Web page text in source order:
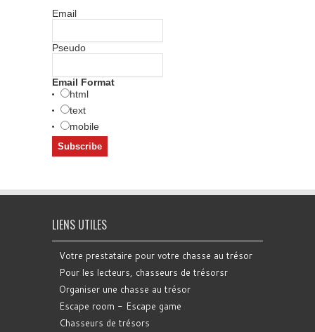
Email
Pseudo
Email Format
html
text
mobile
LIENS UTILES
Votre prestataire pour votre chasse au trésor
Pour les lecteurs, chasseurs de trésorsr
Organiser une chasse au trésor
Escape room - Escape game
Chasseurs de trésors